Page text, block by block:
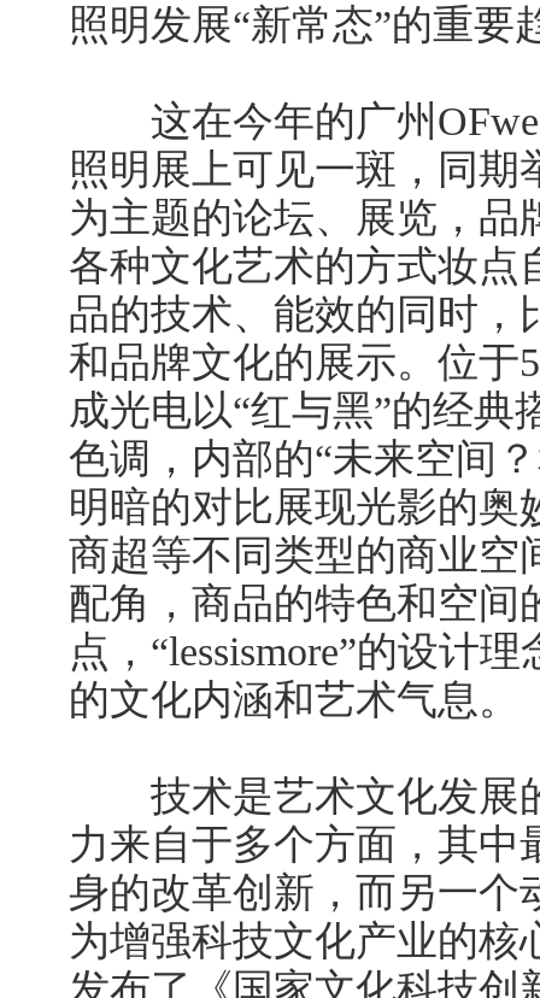
照明发展“新常态”的重要
这在今年的广州
照明展上可见一斑，同期
为主题的论坛、展览，品
各种文化艺术的方式妆点
品的技术、能效的同时，
和品牌文化的展示。位于
成光电以“红与黑”的经典
色调，内部的“未来空间
明暗的对比展现光影的奥
商超等不同类型的商业空
配角，商品的特色和空间
点，“lessismore”的设计
的文化内涵和艺术气息。
技术是艺术文化发展
力来自于多个方面，其中
身的改革创新，而另一个
为增强科技文化产业的核
发布了《国家文化科技创